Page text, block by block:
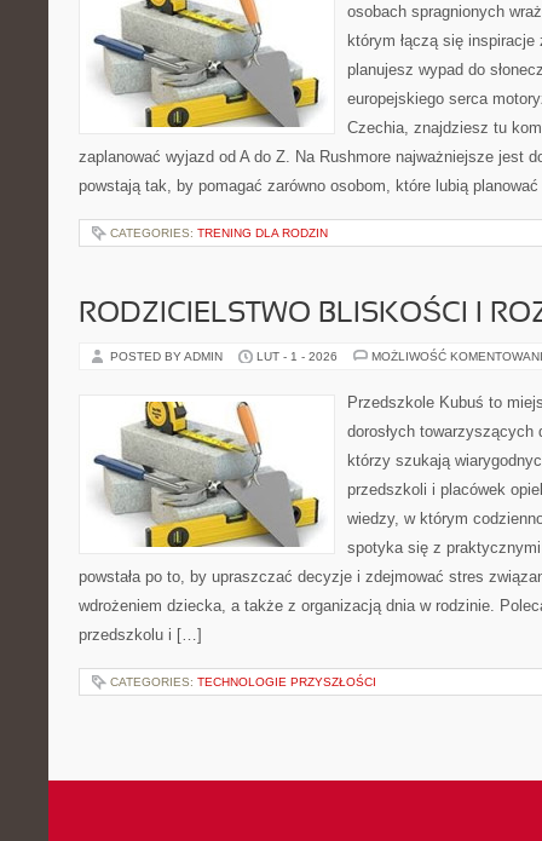
osobach spragnionych
którym łączą się
planujesz wypad do
europejskiego serca
Czechia, znajdziesz tu
zaplanować wyjazd od A do Z. Na Rushmore najważniejsze jest
powstają tak, by pomagać zarówno osobom, które lubią
CATEGORIES: TRENING DLA RODZIN
RODZICIELSTWO BLISKOŚCI I
POSTED BY ADMIN LUT - 1 - 2026 MOŻLIWOŚĆ
Przedszkole Kubuś to
dorosłych
którzy szukają
przedszkoli i placówek
wiedzy, w którym
spotyka się z
powstała po to, by upraszczać decyzje i zdejmować stres
wdrożeniem dziecka, a także z organizacją dnia w rodzinie.
przedszkolu i […]
CATEGORIES: TECHNOLOGIE PRZYSZŁOŚCI